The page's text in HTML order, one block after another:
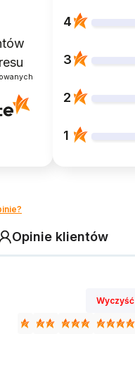
4
3
2
1
Opinie klientów
Wyczyść